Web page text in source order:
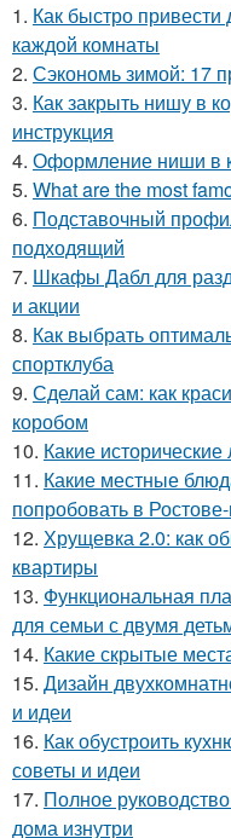
1. Как быстро
каждой комнаты
2. Сэкономь зимой: 17
3. Как закрыть нишу в
инструкция
4. Оформление ниши в
5. What are the most
6. Подставочный
подходящий
7. Шкафы Дабл для
и акции
8. Как выбрать
спортклуба
9. Сделай сам: как
коробом
10. Какие
11. Какие местные
попробовать в
12. Хрущевка 2.0: как
квартиры
13. Функциональная
для семьи с двумя
14. Какие скрытые
15. Дизайн
и идеи
16. Как обустроить
советы и идеи
17. Полное
дома изнутри